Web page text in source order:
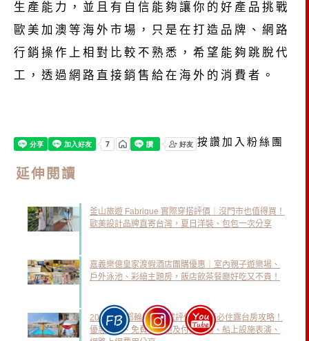
生產能力，並且有自信能夠讓你的好產品挑戰
歐美加澳等海外市場，只是在打造品牌、網路
行銷操作上相對比較不熟悉，希望能夠跳脫代
工，透過網路直接銷售給在海外的消費者。
按讚加入粉絲團
延伸閱讀
釜山旅遊 Fabrique 實際穿搭評價｜沒門市也值得買！
歐美設計品牌直寄台灣，夏日洋裝、包包一次分享
嘉義樂億皇家渡假酒店團購優惠｜室內親子遊樂場、
戶外泳池、彩繪主題房，飯店飲茶餐廳好吃又不貴！
2026麗星郵輪探索星號評價，開箱必住露台房攻略！
優惠價格、免費吃到飽及付費餐廳、船上設施表演、